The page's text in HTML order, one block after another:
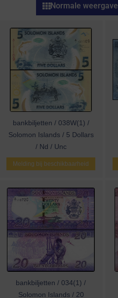
Normale weergave
bankbiljetten / 038W(1) /
Solomon Islands / 5 Dollars
/ Nd / Unc
Melding bij beschikbaarheid
bankbiljetten / 034(1) /
Solomon Islands / 20